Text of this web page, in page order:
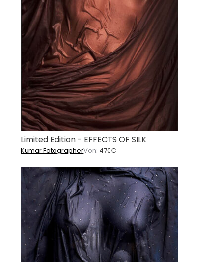
Limited Edition - EFFECTS OF SILK
Kumar FotographerVon: 470€